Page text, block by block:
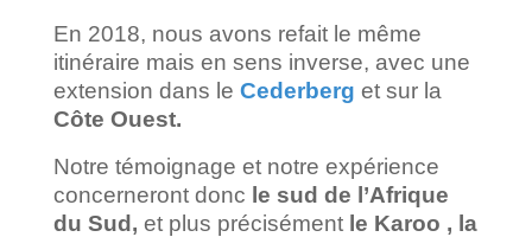
En 2018, nous avons refait le même
itinéraire mais en sens inverse, avec une
extension dans le Cederberg et sur la
Côte Ouest.
Notre témoignage et notre expérience
concerneront donc le sud de l’Afrique
du Sud, et plus précisémentle Karoo , la